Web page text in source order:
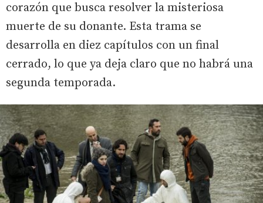
corazón que busca resolver la misteriosa
muerte de su donante. Esta trama se
desarrolla en diez capítulos con un final
cerrado, lo que ya deja claro que no habrá una
segunda temporada.